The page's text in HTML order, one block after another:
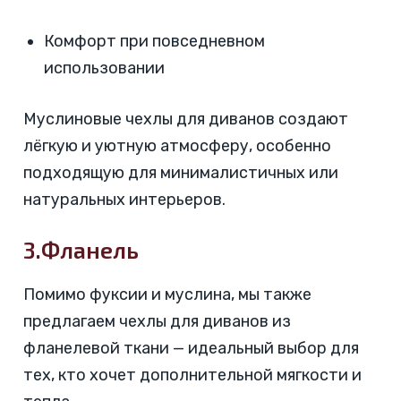
Комфорт при повседневном
использовании
Муслиновые чехлы для диванов создают
лёгкую и уютную атмосферу, особенно
подходящую для минималистичных или
натуральных интерьеров.
3.Фланель
Помимо фуксии и муслина, мы также
предлагаем чехлы для диванов из
фланелевой ткани — идеальный выбор для
тех, кто хочет дополнительной мягкости и